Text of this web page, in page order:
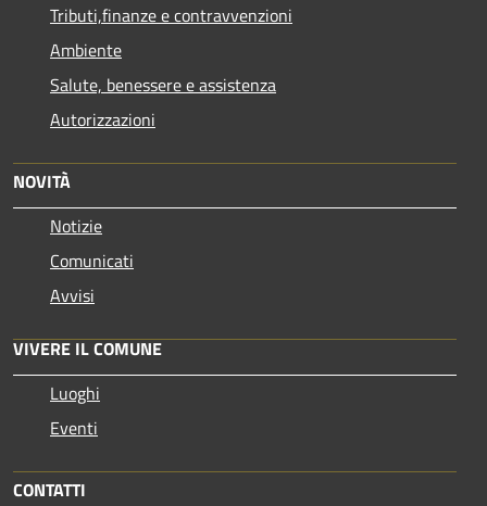
Tributi,finanze e contravvenzioni
Ambiente
Salute, benessere e assistenza
Autorizzazioni
NOVITÀ
Notizie
Comunicati
Avvisi
VIVERE IL COMUNE
Luoghi
Eventi
CONTATTI